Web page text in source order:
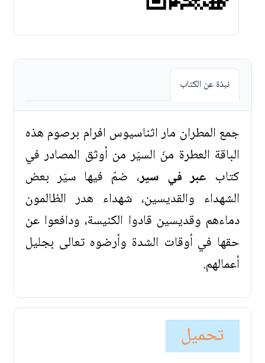
نبذة عن الكتاب
جمع المطران مار اثناسيوس افرام برصوم هذه
الباقة العطرة منَ السيَر من أوثق المصادر في
كتاب عبر في سير، ضمّ فيها سيَر بعض
الشهداء والقديسين، شهداء هدر الظالمون
دماءهم وقديسين قادوا الكنيسة، ودافعوا عن
حقها في أوقات الشدة وأرضوه تعالى بجليل
أعمالهم.
تحميل